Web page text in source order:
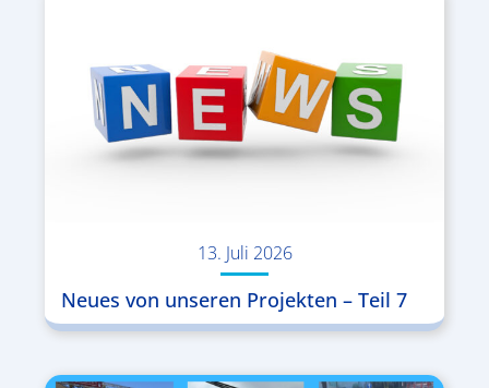
13. Juli 2026
Neues von unseren Projekten – Teil 7